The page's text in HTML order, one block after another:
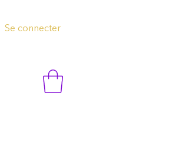
Se connecter